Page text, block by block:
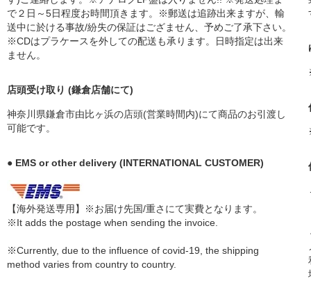
で２日～5日程度お時間頂きます。※郵送は追跡出来ますが、輸
送中に於ける事故/紛失の保証はござません、予めご了承下さい。
※CDはプラケースを外しての配送も承ります。日時指定は出来
ません。
店頭受け取り (鎌倉店舗にて)
神奈川県鎌倉市由比ヶ浜の店頭(営業時間内)にて商品のお引渡し
可能です。
● EMS or other delivery (INTERNATIONAL CUSTOMER)
【海外発送専用】※お届け先国/重さにて実費となります。
※It adds the postage when sending the invoice.
※Currently, due to the influence of covid-19, the shipping
method varies from country to country.